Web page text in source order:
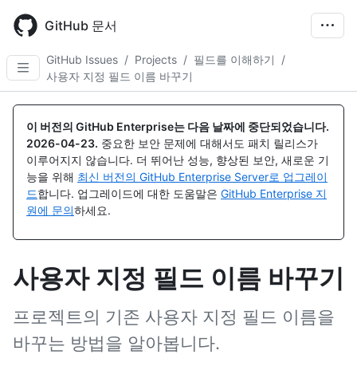
main
content
GitHub 문서
GitHub Issues / Projects / 필드를 이해하기
/
사용자 지정 필드 이름 바꾸기
이 버전의 GitHub Enterprise는 다음 날짜에 중단되었습니다.
2026-04-23. 중요한 보안 문제에 대해서도 패치 릴리스가
이루어지지 않습니다. 더 뛰어난 성능, 향상된 보안, 새로운 기
능을 위해 최신 버전의 GitHub Enterprise Server로 업그레이
드합니다. 업그레이드에 대한 도움말은 GitHub Enterprise 지
원에 문의하세요.
사용자 지정 필드 이름 바꾸기
프로젝트의 기존 사용자 지정 필드 이름을
바꾸는 방법을 알아봅니다.